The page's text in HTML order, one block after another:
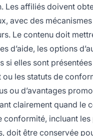
Les affiliés doivent
avec des
Le contenu doit
d’aide, les options
si elles sont
les statuts de
ou d’avantages
clairement quand le
incluant
doit être conservée